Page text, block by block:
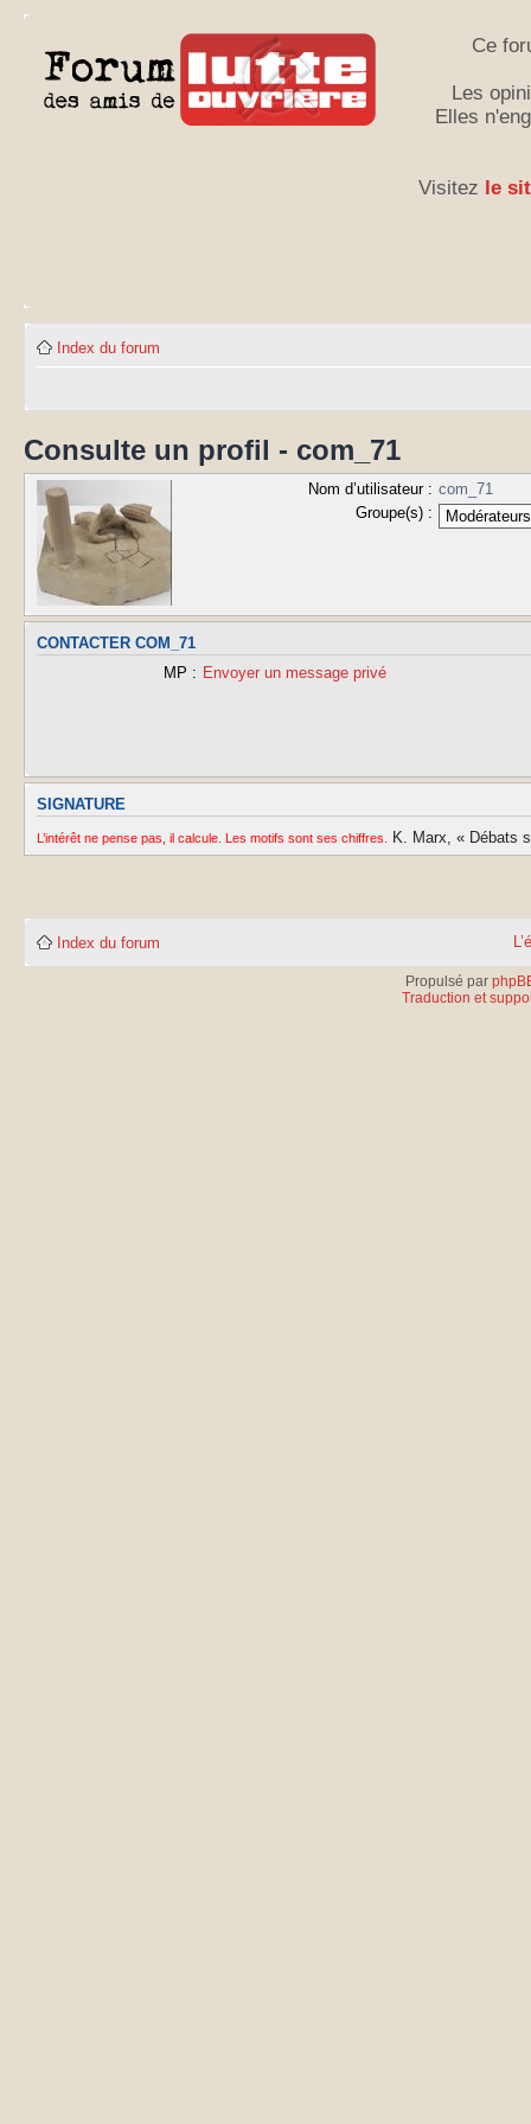
Ce
Les
Elles
Visitez le
Index du forum
Consulte un profil - com_71
Nom d’utilisateur : com_71
Groupe(s) :
CONTACTER COM_71
MP : Envoyer un message privé
SIGNATURE
L’intérêt ne pense pas, il calcule. Les motifs sont ses chiffres. K. Marx, « Débats
Index du forum
Propulsé par
Traduction et